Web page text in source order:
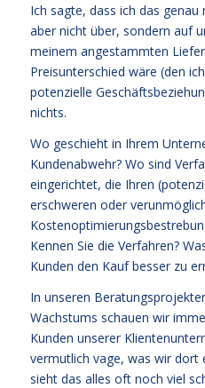
Ich sagte, dass ich das
aber nicht über, sondern auf
meinem angestammten
Preisunterschied wäre (den
potenzielle
nichts.
Wo geschieht in Ihrem
Kundenabwehr? Wo sind
eingerichtet, die Ihren
erschweren oder
Kennen Sie die Verfahren?
Kunden den Kauf besser zu
In unseren
Wachstums schauen wir
Kunden unserer
vermutlich vage, was wir dort
sieht das alles oft noch viel